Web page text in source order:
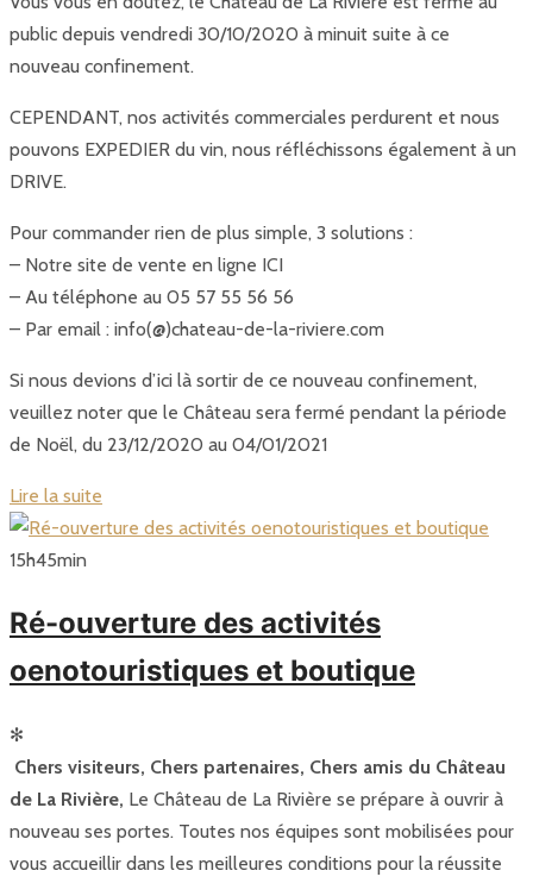
public depuis vendredi 30/10/2020 à minuit suite à ce
nouveau confinement.
CEPENDANT, nos activités commerciales perdurent et nous
pouvons EXPEDIER du vin, nous réfléchissons également à un
DRIVE.
Pour commander rien de plus simple, 3 solutions :
– Notre site de vente en ligne ICI
– Au téléphone au 05 57 55 56 56
– Par email : info(@)chateau-de-la-riviere.com
Si nous devions d’ici là sortir de ce nouveau confinement,
veuillez noter que le Château sera fermé pendant la période
de Noël, du 23/12/2020 au 04/01/2021
Lire la suite
15h45min
Ré-ouverture des activités
oenotouristiques et boutique
✻
Chers visiteurs, Chers partenaires, Chers amis du Château
de La Rivière, Le Château de La Rivière se prépare à ouvrir à
nouveau ses portes. Toutes nos équipes sont mobilisées pour
vous accueillir dans les meilleures conditions pour la réussite